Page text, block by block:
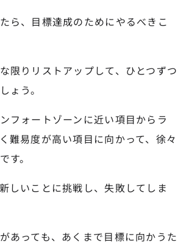
ら、目標達成のためにやるべきこ
限りリストアップして、ひとつずつ
ょう。
フォートゾーンに近い項目からラ
難易度が高い項目に向かって、徐々
す。
しいことに挑戦し、失敗してしま
あっても、あくまで目標に向かうた